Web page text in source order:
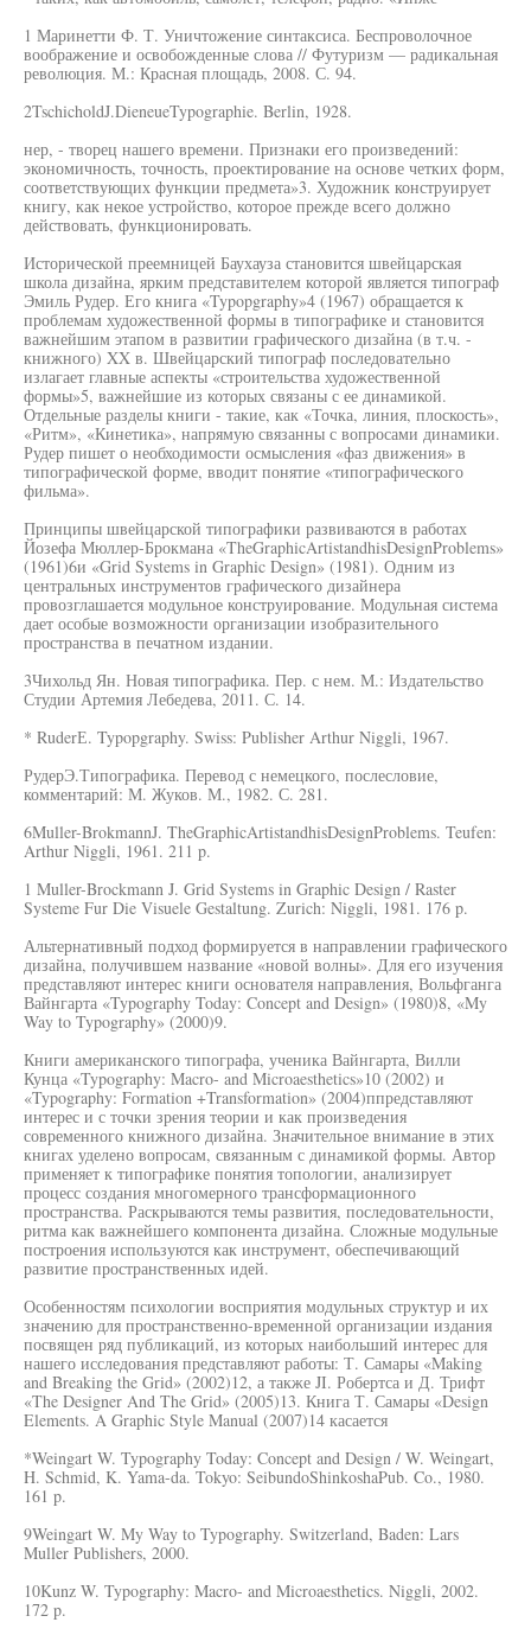
1 Маринетти Ф. Т. Уничтожение синтаксиса. Беспроволочное
воображение и освобожденные слова // Футуризм — радикальная
революция. М.: Красная площадь, 2008. С. 94.
2TschicholdJ.DieneueTypographie. Berlin, 1928.
нер, - творец нашего времени. Признаки его произведений:
экономичность, точность, проектирование на основе четких форм,
соответствующих функции предмета»3. Художник конструирует
книгу, как некое устройство, которое прежде всего должно
действовать, функционировать.
Исторической преемницей Баухауза становится швейцарская
школа дизайна, ярким представителем которой является типограф
Эмиль Рудер. Его книга «Typopgraphy»4 (1967) обращается к
проблемам художественной формы в типографике и становится
важнейшим этапом в развитии графического дизайна (в т.ч. -
книжного) XX в. Швейцарский типограф последовательно
излагает главные аспекты «строительства художественной
формы»5, важнейшие из которых связаны с ее динамикой.
Отдельные разделы книги - такие, как «Точка, линия, плоскость»,
«Ритм», «Кинетика», напрямую связанны с вопросами динамики.
Рудер пишет о необходимости осмысления «фаз движения» в
типографической форме, вводит понятие «типографического
фильма».
Принципы швейцарской типографики развиваются в работах
Йозефа Мюллер-Брокмана «TheGraphicArtistandhisDesignProblems»
(1961)6и «Grid Systems in Graphic Design» (1981). Одним из
центральных инструментов графического дизайнера
провозглашается модульное конструирование. Модульная система
дает особые возможности организации изобразительного
пространства в печатном издании.
3Чихольд Ян. Новая типографика. Пер. с нем. М.: Издательство
Студии Артемия Лебедева, 2011. С. 14.
* RuderЕ. Typopgraphy. Swiss: Publisher Arthur Niggli, 1967.
РудерЭ.Типографика. Перевод с немецкого, послесловие,
комментарий: М. Жуков. М., 1982. С. 281.
6Muller-BrokmannJ. TheGraphicArtistandhisDesignProblems. Teufen:
Arthur Niggli, 1961. 211 p.
1 Muller-Brockmann J. Grid Systems in Graphic Design / Raster
Systeme Fur Die Visuele Gestaltung. Zurich: Niggli, 1981. 176 p.
Альтернативный подход формируется в направлении графического
дизайна, получившем название «новой волны». Для его изучения
представляют интерес книги основателя направления, Вольфганга
Вайнгарта «Typography Today: Concept and Design» (1980)8, «My
Way to Typography» (2000)9.
Книги американского типографа, ученика Вайнгарта, Вилли
Кунца «Typography: Macro- and Microaesthetics»10 (2002) и
«Typography: Formation +Transformation» (2004)ппредставляют
интерес и с точки зрения теории и как произведения
современного книжного дизайна. Значительное внимание в этих
книгах уделено вопросам, связанным с динамикой формы. Автор
применяет к типографике понятия топологии, анализирует
процесс создания многомерного трансформационного
пространства. Раскрываются темы развития, последовательности,
ритма как важнейшего компонента дизайна. Сложные модульные
построения используются как инструмент, обеспечивающий
развитие пространственных идей.
Особенностям психологии восприятия модульных структур и их
значению для пространственно-временной организации издания
посвящен ряд публикаций, из которых наибольший интерес для
нашего исследования представляют работы: Т. Самары «Making
and Breaking the Grid» (2002)12, а также JI. Робертса и Д. Трифт
«The Designer And The Grid» (2005)13. Книга Т. Самары «Design
Elements. A Graphic Style Manual (2007)14 касается
*Weingart W. Typography Today: Concept and Design / W. Weingart,
H. Schmid, K. Yama-da. Tokyo: SeibundoShinkoshaPub. Co., 1980.
161 p.
9Weingart W. My Way to Typography. Switzerland, Baden: Lars
Muller Publishers, 2000.
10Kunz W. Typography: Macro- and Microaesthetics. Niggli, 2002.
172 p.